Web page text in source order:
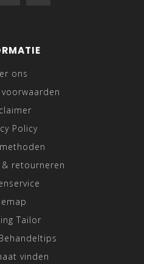
ons
Policy
retourneren
Tailor
vinden